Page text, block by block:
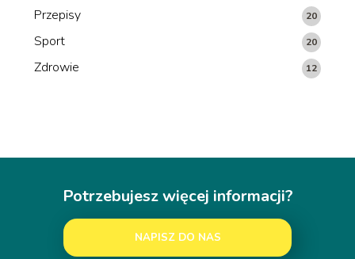
Przepisy 20
Sport 20
Zdrowie 12
Potrzebujesz więcej informacji?
NAPISZ DO NAS